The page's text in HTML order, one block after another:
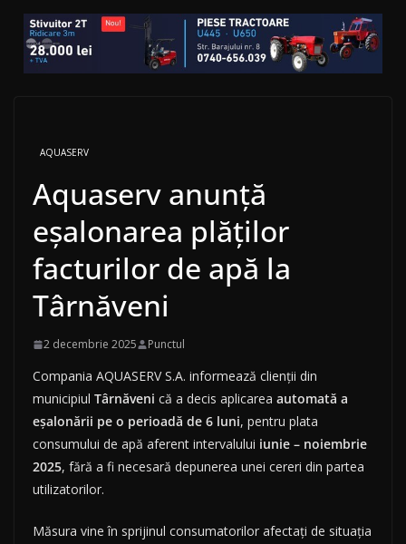
AQUASERV
Aquaserv anunță
eșalonarea plăților
facturilor de apă la
Târnăveni
2 decembrie 2025 Punctul
Compania AQUASERV S.A. informează clienții din
municipiul Târnăveni că a decis aplicarea automată a
eșalonării pe o perioadă de 6 luni, pentru plata
consumului de apă aferent intervalului iunie – noiembrie
2025, fără a fi necesară depunerea unei cereri din partea
utilizatorilor.
Măsura vine în sprijinul consumatorilor afectați de situația